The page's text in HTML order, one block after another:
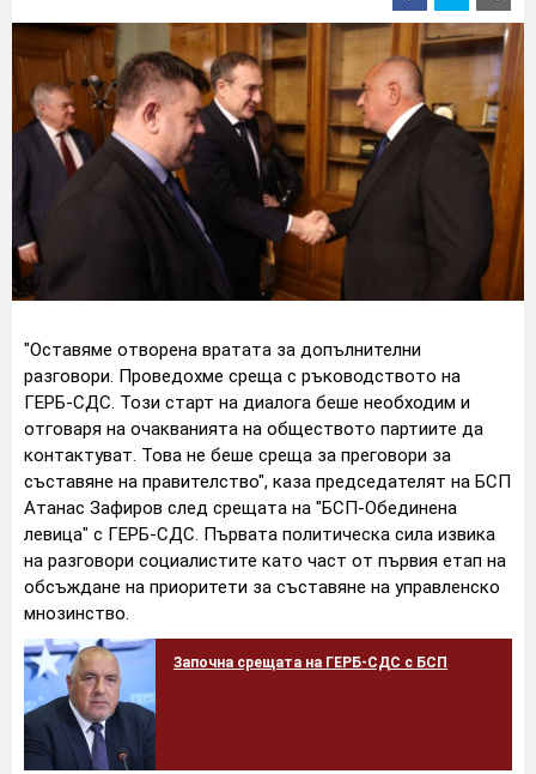
"Оставяме отворена вратата за допълнителни
разговори. Проведохме среща с ръководството на
ГЕРБ-СДС. Този старт на диалога беше необходим и
отговаря на очакванията на обществото партиите да
контактуват. Това не беше среща за преговори за
съставяне на правителство", каза председателят на БСП
Атанас Зафиров след срещата на "БСП-Обединена
левица" с ГЕРБ-СДС. Първата политическа сила извика
на разговори социалистите като част от първия етап на
обсъждане на приоритети за съставяне на управленско
мнозинство.
Започна срещата на ГЕРБ-СДС с БСП